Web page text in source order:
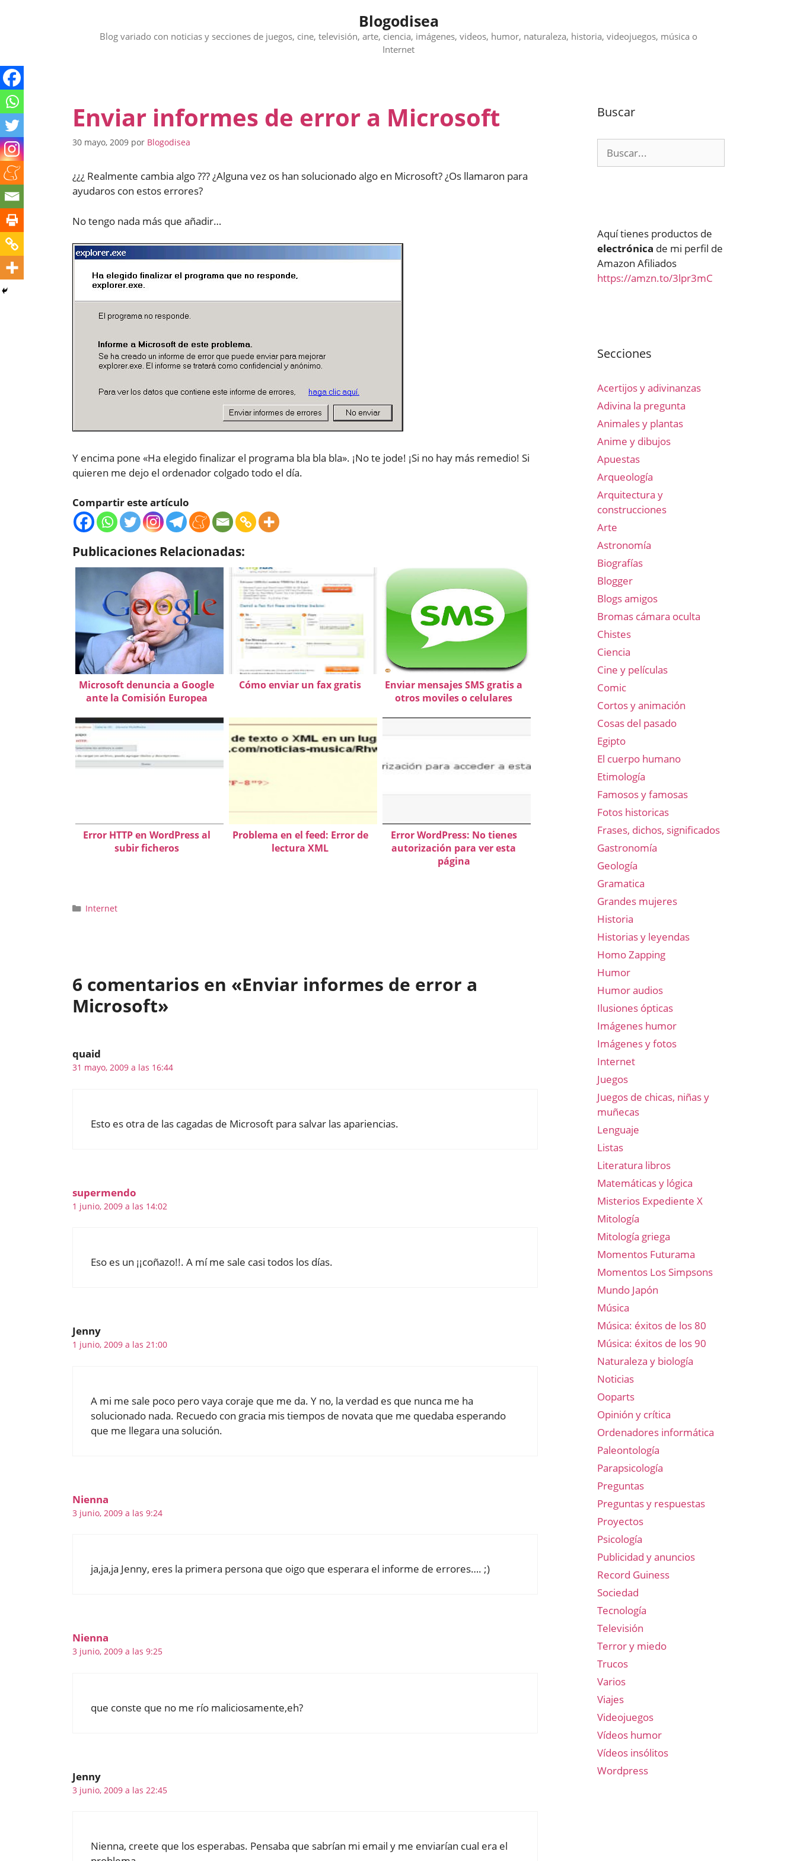
Blogodisea
Blog variado con noticias y secciones de juegos, cine, televisión, arte, ciencia, imágenes, videos, humor, naturaleza, historia, videojuegos, música o
Internet
Enviar informes de error a Microsoft
30 mayo, 2009 por Blogodisea
¿¿¿ Realmente cambia algo ??? ¿Alguna vez os han solucionado algo en Microsoft? ¿Os llamaron para
ayudaros con estos errores?
No tengo nada más que añadir…
Y encima pone «Ha elegido finalizar el programa bla bla bla». ¡No te jode! ¡Si no hay más remedio! Si
quieren me dejo el ordenador colgado todo el día.
Compartir este artículo
Publicaciones Relacionadas:
Microsoft denuncia a Google
ante la Comisión Europea
Cómo enviar un fax gratis
Enviar mensajes SMS gratis a
otros moviles o celulares
Error HTTP en WordPress al
subir ficheros
Problema en el feed: Error de
lectura XML
Error WordPress: No tienes
autorización para ver esta
página
Categorías
Internet
6 comentarios en «Enviar informes de error a
Microsoft»
quaid
31 mayo, 2009 a las 16:44
Esto es otra de las cagadas de Microsoft para salvar las apariencias.
supermendo
1 junio, 2009 a las 14:02
Eso es un ¡¡coñazo!!. A mí me sale casi todos los días.
Jenny
1 junio, 2009 a las 21:00
A mi me sale poco pero vaya coraje que me da. Y no, la verdad es que nunca me ha
solucionado nada. Recuedo con gracia mis tiempos de novata que me quedaba esperando
que me llegara una solución.
Nienna
3 junio, 2009 a las 9:24
ja,ja,ja Jenny, eres la primera persona que oigo que esperara el informe de errores…. ;)
Nienna
3 junio, 2009 a las 9:25
que conste que no me río maliciosamente,eh?
Jenny
3 junio, 2009 a las 22:45
Nienna, creete que los esperabas. Pensaba que sabrían mi email y me enviarían cual era el
Buscar
Aquí tienes productos de
electrónica de mi perfil de
Amazon Afiliados
https://amzn.to/3lpr3mC
Secciones
Acertijos y adivinanzas
Adivina la pregunta
Animales y plantas
Anime y dibujos
Apuestas
Arqueología
Arquitectura y
construcciones
Arte
Astronomía
Biografías
Blogger
Blogs amigos
Bromas cámara oculta
Chistes
Ciencia
Cine y películas
Comic
Cortos y animación
Cosas del pasado
Egipto
El cuerpo humano
Etimología
Famosos y famosas
Fotos historicas
Frases, dichos, significados
Gastronomía
Geología
Gramatica
Grandes mujeres
Historia
Historias y leyendas
Homo Zapping
Humor
Humor audios
Ilusiones ópticas
Imágenes humor
Imágenes y fotos
Internet
Juegos
Juegos de chicas, niñas y
muñecas
Lenguaje
Listas
Literatura libros
Matemáticas y lógica
Misterios Expediente X
Mitología
Mitología griega
Momentos Futurama
Momentos Los Simpsons
Mundo Japón
Música
Música: éxitos de los 80
Música: éxitos de los 90
Naturaleza y biología
Noticias
Ooparts
Opinión y crítica
Ordenadores informática
Paleontología
Parapsicología
Preguntas
Preguntas y respuestas
Proyectos
Psicología
Publicidad y anuncios
Record Guiness
Sociedad
Tecnología
Televisión
Terror y miedo
Trucos
Varios
Viajes
Videojuegos
Vídeos humor
Vídeos insólitos
Wordpress